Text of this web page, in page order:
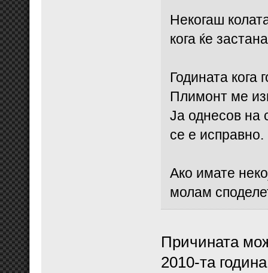
Некогаш
кога ќе
Годината кога
Плимонт ме
Ја однесов на
се е исправно.
Ако имате
молам
Причината
2010-та